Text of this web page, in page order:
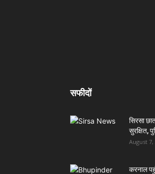
सफीदों
सिरसा
सुरक्षित,
August 7,
करनाल